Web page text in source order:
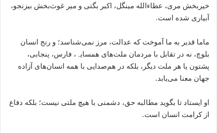
خیربخش مری، عطاءالله مینگل، اکبر بگتی و میر غوث‌بخش بیزنجو،
آبیاری شده است.
ماما قدیر به ما آموخت که عدالت، مرز نمی‌شناسد؛ و رنج انسان
بلوچ، نه در تقابل با مردمان ملت‌های ھمسایہ، فارس، پنجابی،
پشتون یا هر ملت دیگر، بلکه در هم‌صدایی با همه انسان‌های آزاده
جهان معنا می‌یابد.
او ایستاد تا بگوید مطالبه حق، دشمنی با هیچ ملتی نیست؛ بلکه دفاع
از کرامت انسان است.